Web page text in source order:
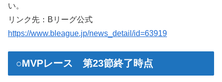
い。
リンク先：Bリーグ公式
https://www.bleague.jp/news_detail/id=63919
○MVPレース 第23節終了時点